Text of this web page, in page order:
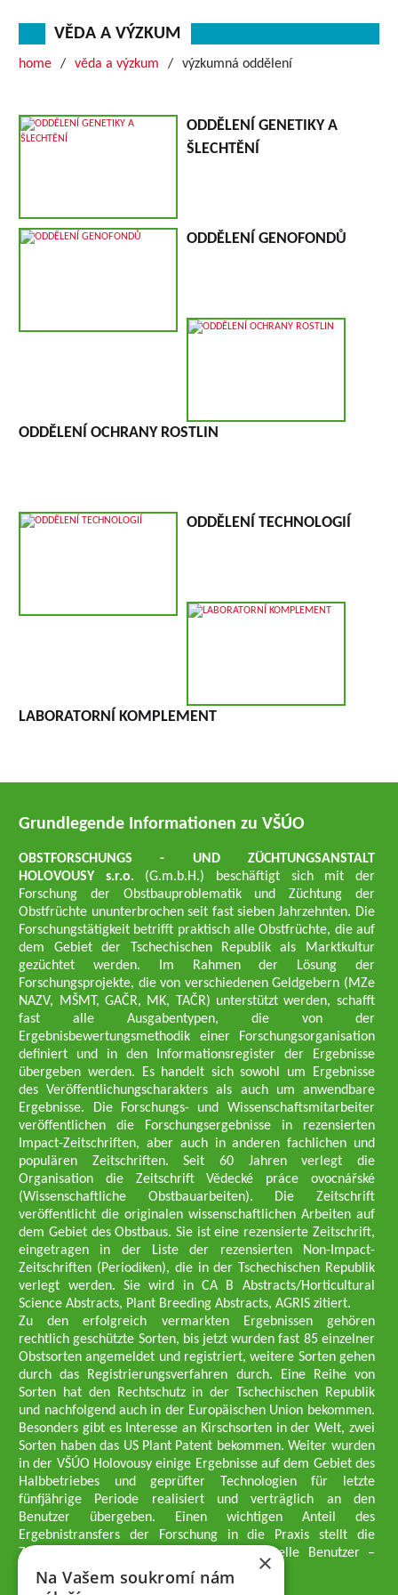
VĚDA A VÝZKUM
home věda a výzkum výzkumná oddělení
ODDĚLENÍ GENETIKY A
ŠLECHTĚNÍ
ODDĚLENÍ GENOFONDŮ
ODDĚLENÍ OCHRANY ROSTLIN
ODDĚLENÍ TECHNOLOGIÍ
LABORATORNÍ KOMPLEMENT
Grundlegende Informationen zu VŠÚO
OBSTFORSCHUNGS - UND ZÜCHTUNGSANSTALT
HOLOVOUSY s.r.o. (G.m.b.H.) beschäftigt sich mit der
Forschung der Obstbauproblematik und Züchtung der
Obstfrüchte ununterbrochen seit fast sieben Jahrzehnten. Die
Forschungstätigkeit betrifft praktisch alle Obstfrüchte, die auf
dem Gebiet der Tschechischen Republik als Marktkultur
gezüchtet werden. Im Rahmen der Lösung der
Forschungsprojekte, die von verschiedenen Geldgebern (MZe
NAZV, MŠMT, GAČR, MK, TAČR) unterstützt werden, schafft
fast alle Ausgabentypen, die von der
Ergebnisbewertungsmethodik einer Forschungsorganisation
definiert und in den Informationsregister der Ergebnisse
übergeben werden. Es handelt sich sowohl um Ergebnisse
des Veröffentlichungscharakters als auch um anwendbare
Ergebnisse. Die Forschungs- und Wissenschaftsmitarbeiter
veröffentlichen die Forschungsergebnisse in rezensierten
Impact-Zeitschriften, aber auch in anderen fachlichen und
populären Zeitschriften. Seit 60 Jahren verlegt die
Organisation die Zeitschrift Vědecké práce ovocnářské
(Wissenschaftliche Obstbauarbeiten). Die Zeitschrift
veröffentlicht die originalen wissenschaftlichen Arbeiten auf
dem Gebiet des Obstbaus. Sie ist eine rezensierte Zeitschrift,
eingetragen in der Liste der rezensierten Non-Impact-
Zeitschriften (Periodiken), die in der Tschechischen Republik
verlegt werden. Sie wird in CA B Abstracts/Horticultural
Science Abstracts, Plant Breeding Abstracts, AGRIS zitiert.
Zu den erfolgreich vermarkten Ergebnissen gehören
rechtlich geschützte Sorten, bis jetzt wurden fast 85 einzelner
Obstsorten angemeldet und registriert, weitere Sorten gehen
durch das Registrierungsverfahren durch. Eine Reihe von
Sorten hat den Rechtschutz in der Tschechischen Republik
und nachfolgend auch in der Europäischen Union bekommen.
Besonders gibt es Interesse an Kirschsorten in der Welt, zwei
Sorten haben das US Plant Patent bekommen. Weiter wurden
in der VŠÚO Holovousy einige Ergebnisse auf dem Gebiet des
Halbbetriebes und geprüfter Technologien für letzte
fünfjährige Periode realisiert und verträglich an den
Benutzer übergeben. Einen wichtigen Anteil des
Ergebnistransfers der Forschung in die Praxis stellt die
Züchtungsmethodik dar, die an professionelle Benutzer –
professionelle Obstzüchter übergeben wird.
Geschäftsführer der Gesellschaft
×
Na Vašem soukromí nám